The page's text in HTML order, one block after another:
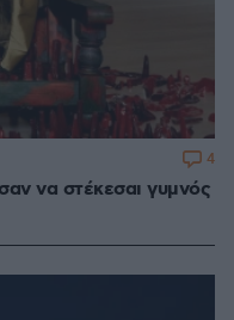
να στέκεσαι γυμνός
4